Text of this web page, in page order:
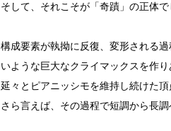
そして、それこそが「奇蹟」の正体で
構成要素が執拗に反復、変形される
いような巨大なクライマックスを作
延々とピアニッシモを維持し続けた
さら言えば、その過程で短調から長調